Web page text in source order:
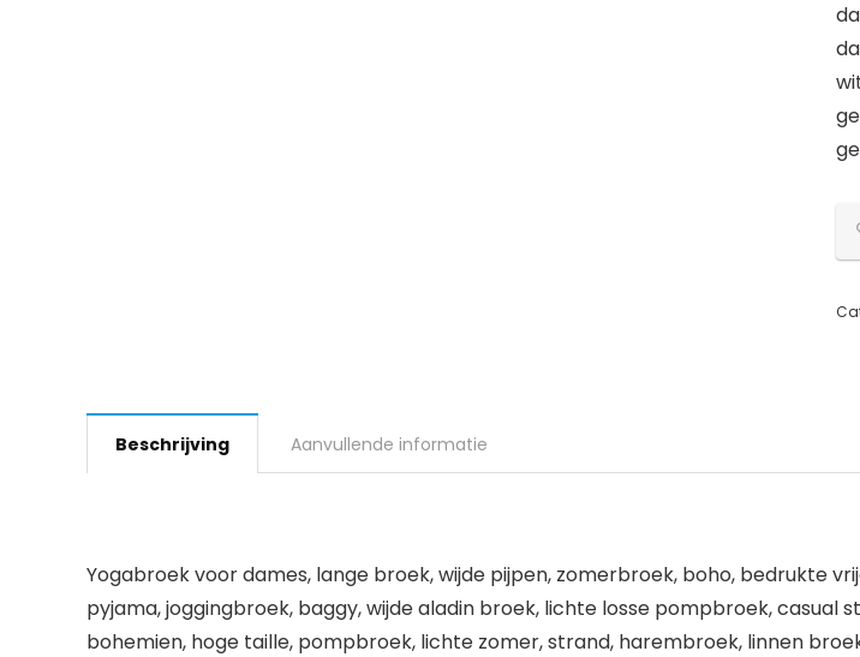
Beschrijving Aanvullende informatie
Yogabroek voor dames, lange broek, wijde pijpen, zomerbroek, boho, bedrukte
pyjama, joggingbroek, baggy, wijde aladin broek, lichte losse pompbroek,
bohemien, hoge taille, pompbroek, lichte zomer, strand, harembroek, linnen